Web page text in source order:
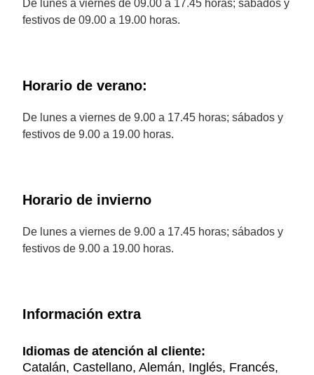
De lunes a viernes de 09.00 a 17.45 horas; sábados y
festivos de 09.00 a 19.00 horas.
Horario de verano:
De lunes a viernes de 9.00 a 17.45 horas; sábados y
festivos de 9.00 a 19.00 horas.
Horario de invierno
De lunes a viernes de 9.00 a 17.45 horas; sábados y
festivos de 9.00 a 19.00 horas.
Información extra
Idiomas de atención al cliente:
Catalán, Castellano, Alemán, Inglés, Francés,